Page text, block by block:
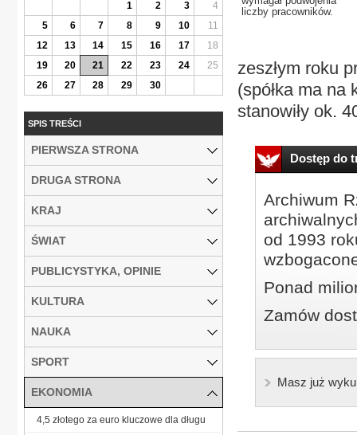
liczby pracowników.
zeszłym roku
(spółka ma
stanowiły ok.
Dostęp do
Archiwum
od 1993
Ponad
Zamów
Masz już
1
2 3
4
5
6 7 8 9 10
11
12
13 14 15 16 17
18
19
20 21 22 23 24
25
26
27 28 29 30
SPIS TREŚCI
PIERWSZA STRONA
DRUGA STRONA
KRAJ
ŚWIAT
PUBLICYSTYKA, OPINIE
KULTURA
NAUKA
SPORT
EKONOMIA
4,5 złotego za euro kluczowe dla długu